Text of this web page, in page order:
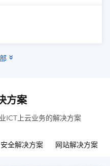
方案
ICT上云业务的解决方案
安全解决方案 网站解决方案